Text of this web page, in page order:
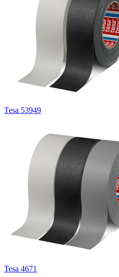
Tesa 53949
Tesa 4671